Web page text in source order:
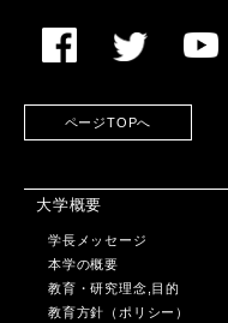
ページTOPへ
大学概要
学長メッセージ
本学の概要
教育・研究理念,目的
教育方針（ポリシー）